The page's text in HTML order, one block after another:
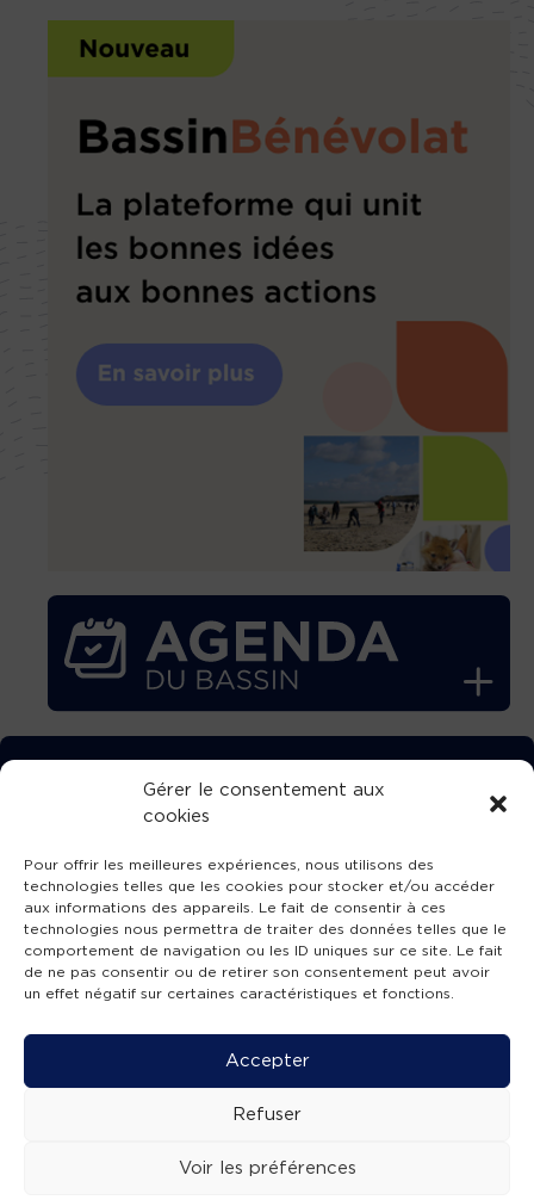
Gérer le consentement aux
cookies
Pour offrir les meilleures expériences, nous utilisons des
technologies telles que les cookies pour stocker et/ou accéder
aux informations des appareils. Le fait de consentir à ces
technologies nous permettra de traiter des données telles que le
comportement de navigation ou les ID uniques sur ce site. Le fait
de ne pas consentir ou de retirer son consentement peut avoir
un effet négatif sur certaines caractéristiques et fonctions.
Accepter
Refuser
Voir les préférences
TÉLÉCHARGEZ GRATUITEMENT
L’APPLICATION TVBA !
SUIVEZ-NOUS !
Mentions légales -Accessibilité